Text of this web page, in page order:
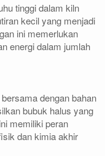
tinggi dalam kiln
kecil yang menjadi
ini memerlukan
energi dalam jumlah
dengan bahan
bubuk halus yang
memiliki peran
dan kimia akhir